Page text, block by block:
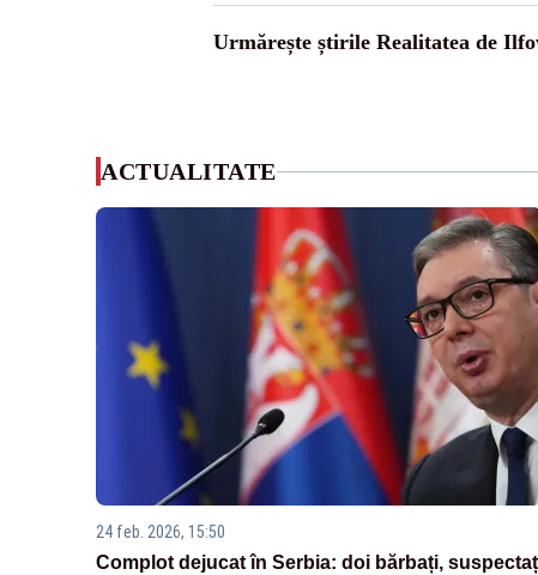
Urmărește știrile Realitatea de
ACTUALITATE
24 feb. 2026, 15:50
Complot dejucat în Serbia: doi bărbați,